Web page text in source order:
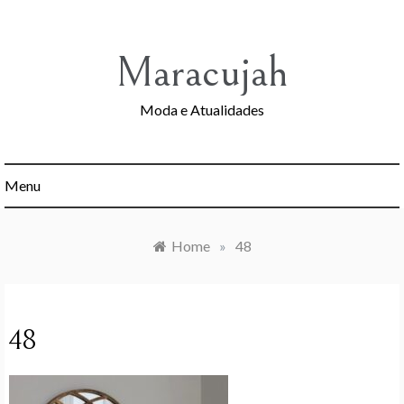
Maracujah
Moda e Atualidades
Menu
Home » 48
48